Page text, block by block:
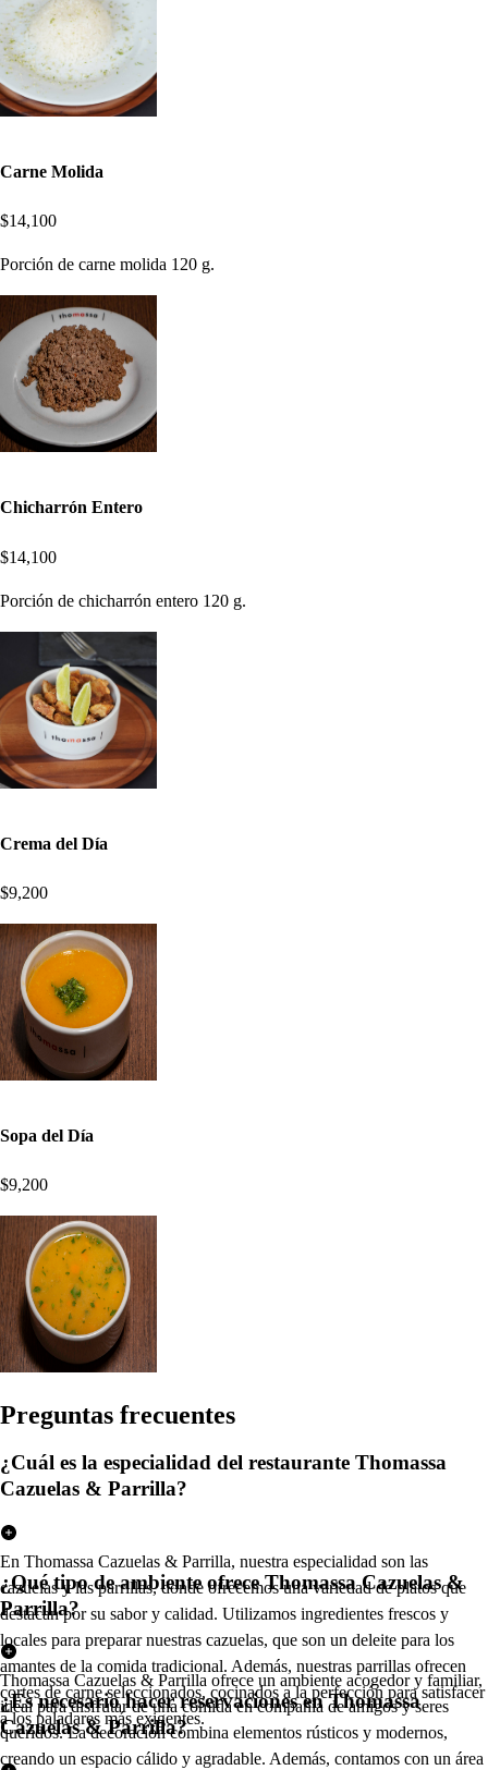
Carne Molida
$14,100
Porción de carne molida 120 g.
Chicharrón Entero
$14,100
Porción de chicharrón entero 120 g.
Crema del Día
$9,200
Sopa del Día
$9,200
Preguntas frecuentes
¿Cuál es la especialidad del restaurante Thomassa
Cazuelas & Parrilla?
En Thomassa Cazuelas & Parrilla, nuestra especialidad son las
cazuelas y las parrillas, donde ofrecemos una variedad de platos que
destacan por su sabor y calidad. Utilizamos ingredientes frescos y
locales para preparar nuestras cazuelas, que son un deleite para los
amantes de la comida tradicional. Además, nuestras parrillas ofrecen
cortes de carne seleccionados, cocinados a la perfección para satisfacer
a los paladares más exigentes.
¿Qué tipo de ambiente ofrece Thomassa Cazuelas &
Parrilla?
Thomassa Cazuelas & Parrilla ofrece un ambiente acogedor y familiar,
ideal para disfrutar de una comida en compañía de amigos y seres
queridos. La decoración combina elementos rústicos y modernos,
creando un espacio cálido y agradable. Además, contamos con un área
¿Es necesario hacer reservaciones en Thomassa
Cazuelas & Parrilla?